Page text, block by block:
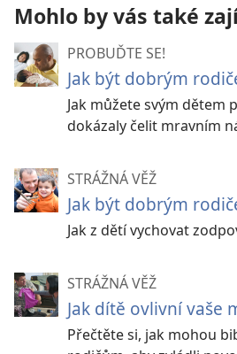
Mohlo by vás také
PROBUĎTE SE!
Jak být dobrým
Jak můžete svým dětem
dokázaly čelit mravním
STRÁŽNÁ VĚŽ
Jak být dobrým
Jak z dětí vychovat
STRÁŽNÁ VĚŽ
Jak dítě ovlivní vaše
Přečtěte si, jak mohou